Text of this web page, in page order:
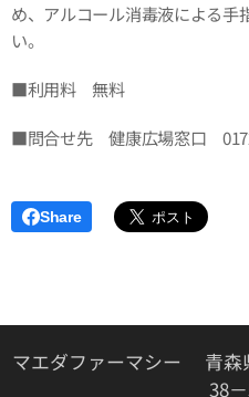
め、アルコール消毒液による手
い。
■利用料 無料
■問合せ先 健康広場窓口
Share
マエダファーマシー 青
38